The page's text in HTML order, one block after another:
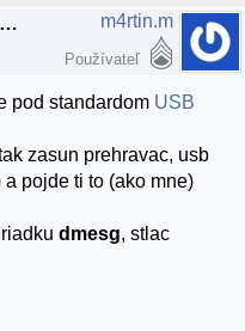
Re: MP3 player Samsung v linuxe m4rtin.m
Používateľ
pod standardom USB
zasun prehravac, usb
pojde ti to (ako mne)
riadkudmesg, stlac